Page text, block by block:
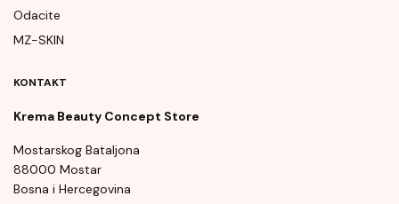
Odacite
MZ-SKIN
KONTAKT
Krema Beauty Concept Store
Mostarskog Bataljona
88000 Mostar
Bosna i Hercegovina